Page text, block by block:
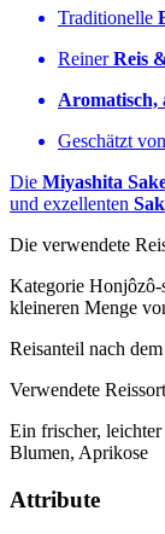
Traditionelle
ReinerReis
Aromatisch,
Geschätzt von
Die Miyashita
und exzellenten
Die verwendete
Kategorie Honjôzô-
kleineren Menge
Reisanteil nach
Verwendete
Ein frischer,
Blumen, Aprikose
Attribute